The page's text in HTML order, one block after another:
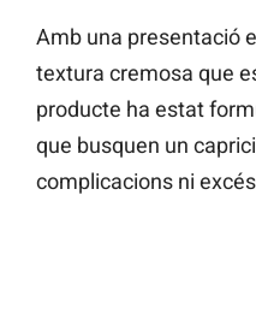
Amb una presentació
textura cremosa que
producte ha estat
que busquen un
complicacions ni